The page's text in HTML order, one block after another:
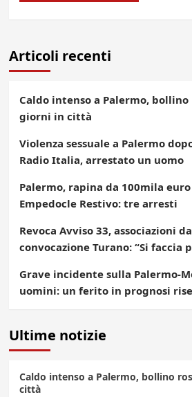
Articoli recenti
Caldo intenso a Palermo, bollino
giorni in città
Violenza sessuale a Palermo
Radio Italia, arrestato un uomo
Palermo, rapina da 100mila
Empedocle Restivo: tre arresti
Revoca Avviso 33, associazioni
convocazione Turano: “Si faccia
Grave incidente sulla Palermo-
uomini: un ferito in prognosi
Ultime notizie
Caldo intenso a Palermo, bollino
città